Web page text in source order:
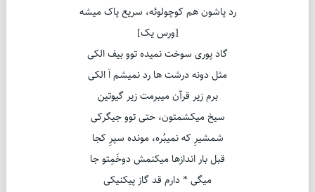
رد پاشون هم کوچولوئه، سریع پاک میشه
[ورس یک]
گاد پوری سوخت نمیده توو بیف الکی
مثل دونه درشت ها رد نمیشم اَ الکی
برم زیر قرآن میبرمت زیر گیوتین
سیخ میکشمتون، حتی توو جیگرکی
شمشیرِ که نمیبُره، مونده سپرِ کجا
قبل بار اندازها میکنمش دوخَمِتو جا
میگی * دارم قد گاز پیکنیکی